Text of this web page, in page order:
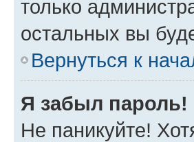
только
остальных вы
Вернуться к
Я забыл пароль!
Не паникуйте!